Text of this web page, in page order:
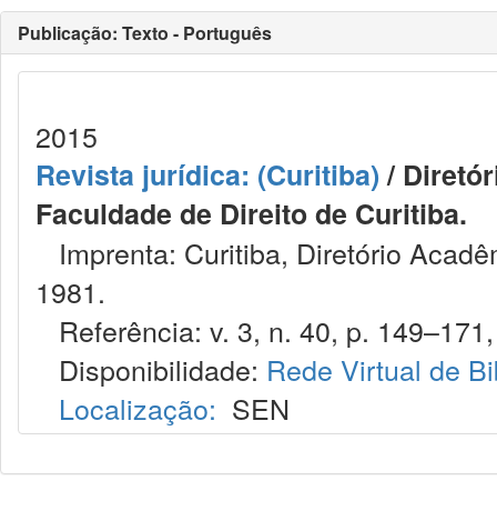
Publicação: Texto - Português
2015
Revista jurídica: (Curitiba)/
Faculdade de Direito de Curitiba.
Imprenta: Curitiba, Diretório
1981.
Referência: v. 3, n. 40, p.
Disponibilidade: Rede Virtual de
Localização: SEN